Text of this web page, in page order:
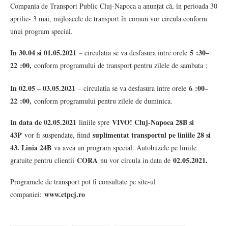
Compania de Transport Public Cluj-Napoca a anunțat că, în perioada 30
aprilie- 3 mai, mijloacele de transport în comun vor circula conform
unui program special.
In 30.04 si 01.05.2021 – circulatia se va desfasura intre orele 5 :30–
22 :00, conform programului de transport pentru zilele de sambata ;
In 02.05 – 03.05.2021 – circulatia se va desfasura intre orele 6 :00–
22 :00, conform programului pentru zilele de duminica.
In data de 02.05.2021 liniile spre VIVO! Cluj-Napoca 28B si
43P vor fi suspendate, fiind suplimentat transportul pe liniile 28 si
43. Linia 24B va avea un program special. Autobuzele pe liniile
gratuite pentru clientii CORA nu vor circula in data de 02.05.2021.
Programele de transport pot fi consultate pe site-ul
companiei: www.ctpcj.ro